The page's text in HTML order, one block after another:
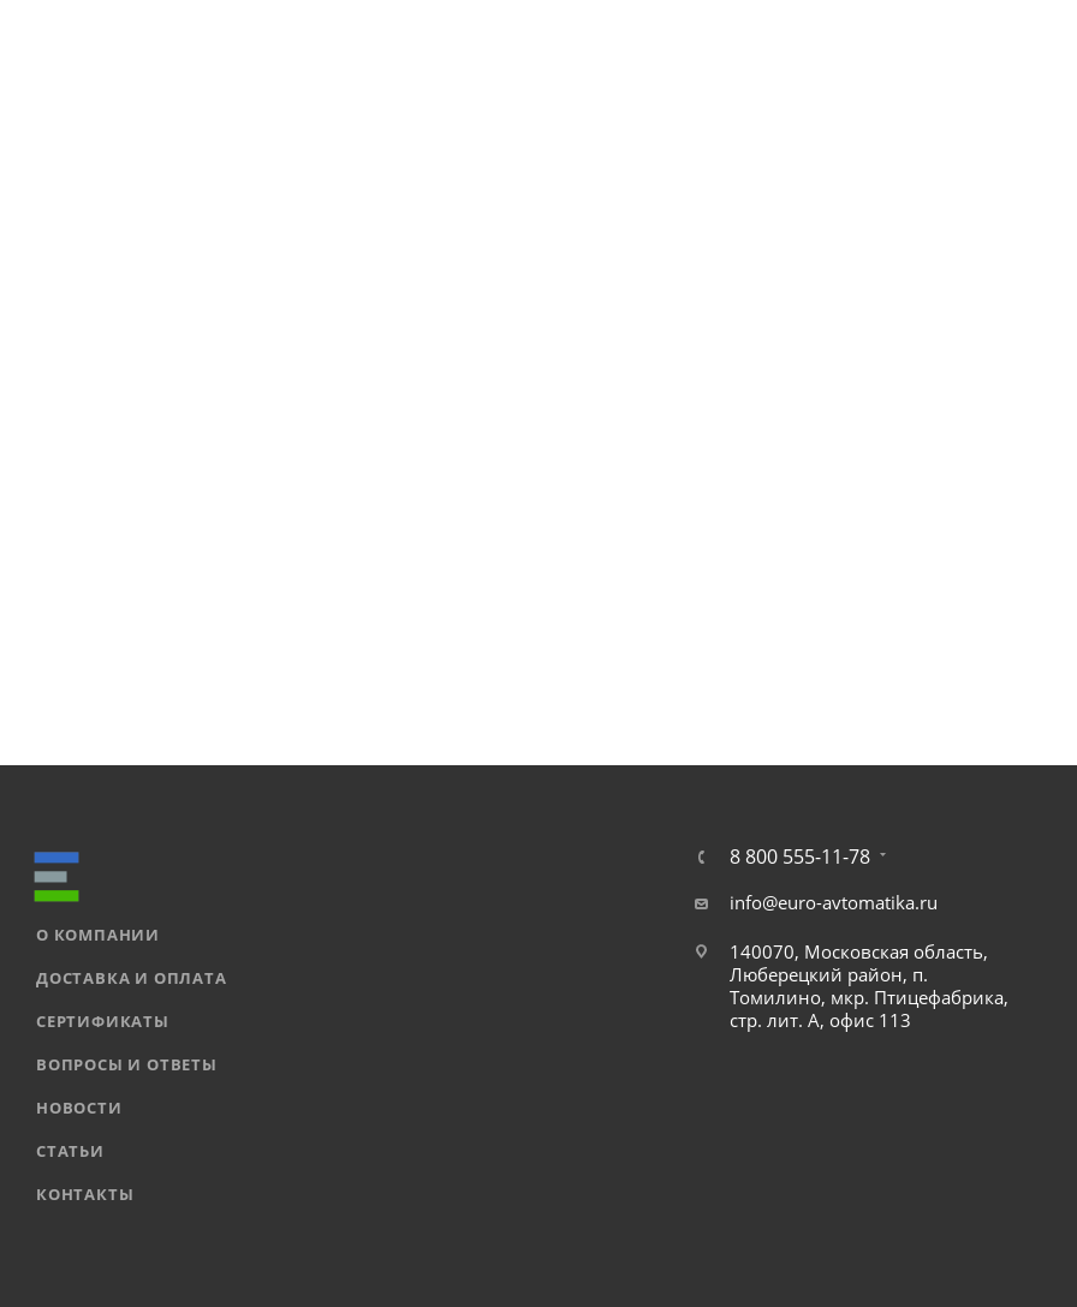
О КОМПАНИИ
ДОСТАВКА И ОПЛАТА
СЕРТИФИКАТЫ
ВОПРОСЫ И ОТВЕТЫ
НОВОСТИ
СТАТЬИ
КОНТАКТЫ
8 800 555-11-78
info@euro-avtomatika.ru
140070, Московская область,
Люберецкий район, п.
Томилино, мкр. Птицефабрика,
стр. лит. А, офис 113